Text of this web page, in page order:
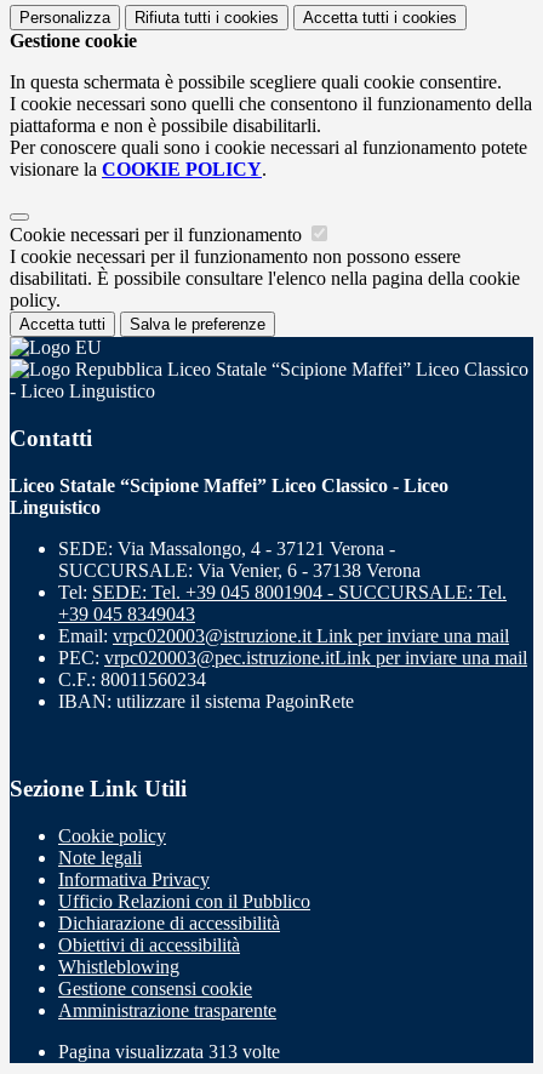
Personalizza Rifiuta tutti i cookies Accetta tutti i cookies
Gestione cookie
In questa schermata è possibile scegliere quali cookie consentire.
I cookie necessari sono quelli che consentono il funzionamento della
piattaforma e non è possibile disabilitarli.
Per conoscere quali sono i cookie necessari al funzionamento potete
visionare la COOKIE POLICY.
Cookie necessari per il funzionamento
I cookie necessari per il funzionamento non possono essere
disabilitati. È possibile consultare l'elenco nella pagina della cookie
policy.
Accetta tutti Salva le preferenze
Liceo Statale “Scipione Maffei” Liceo Classico
- Liceo Linguistico
Contatti
Liceo Statale “Scipione Maffei” Liceo Classico - Liceo
Linguistico
SEDE: Via Massalongo, 4 - 37121 Verona -
SUCCURSALE: Via Venier, 6 - 37138 Verona
Tel: SEDE: Tel. +39 045 8001904 - SUCCURSALE: Tel.
+39 045 8349043
Email: vrpc020003@istruzione.it Link per inviare una mail
PEC: vrpc020003@pec.istruzione.itLink per inviare una mail
C.F.: 80011560234
IBAN: utilizzare il sistema PagoinRete
Sezione Link Utili
Cookie policy
Note legali
Informativa Privacy
Ufficio Relazioni con il Pubblico
Dichiarazione di accessibilità
Obiettivi di accessibilità
Whistleblowing
Gestione consensi cookie
Amministrazione trasparente
Pagina visualizzata 313 volte